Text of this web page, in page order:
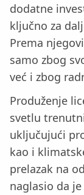
dodatne
ključno za
Prema
samo zbog
već i zbog
Produženje
svetlu
uključujući
kao i
prelazak na
naglasio da